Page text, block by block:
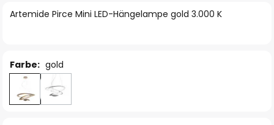
Artemide Pirce Mini LED-Hängelampe gold 3.000 K
Farbe: gold